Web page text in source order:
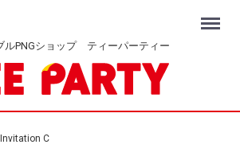
ルPNGショップ ティーパーティー
Menu
Invitation C